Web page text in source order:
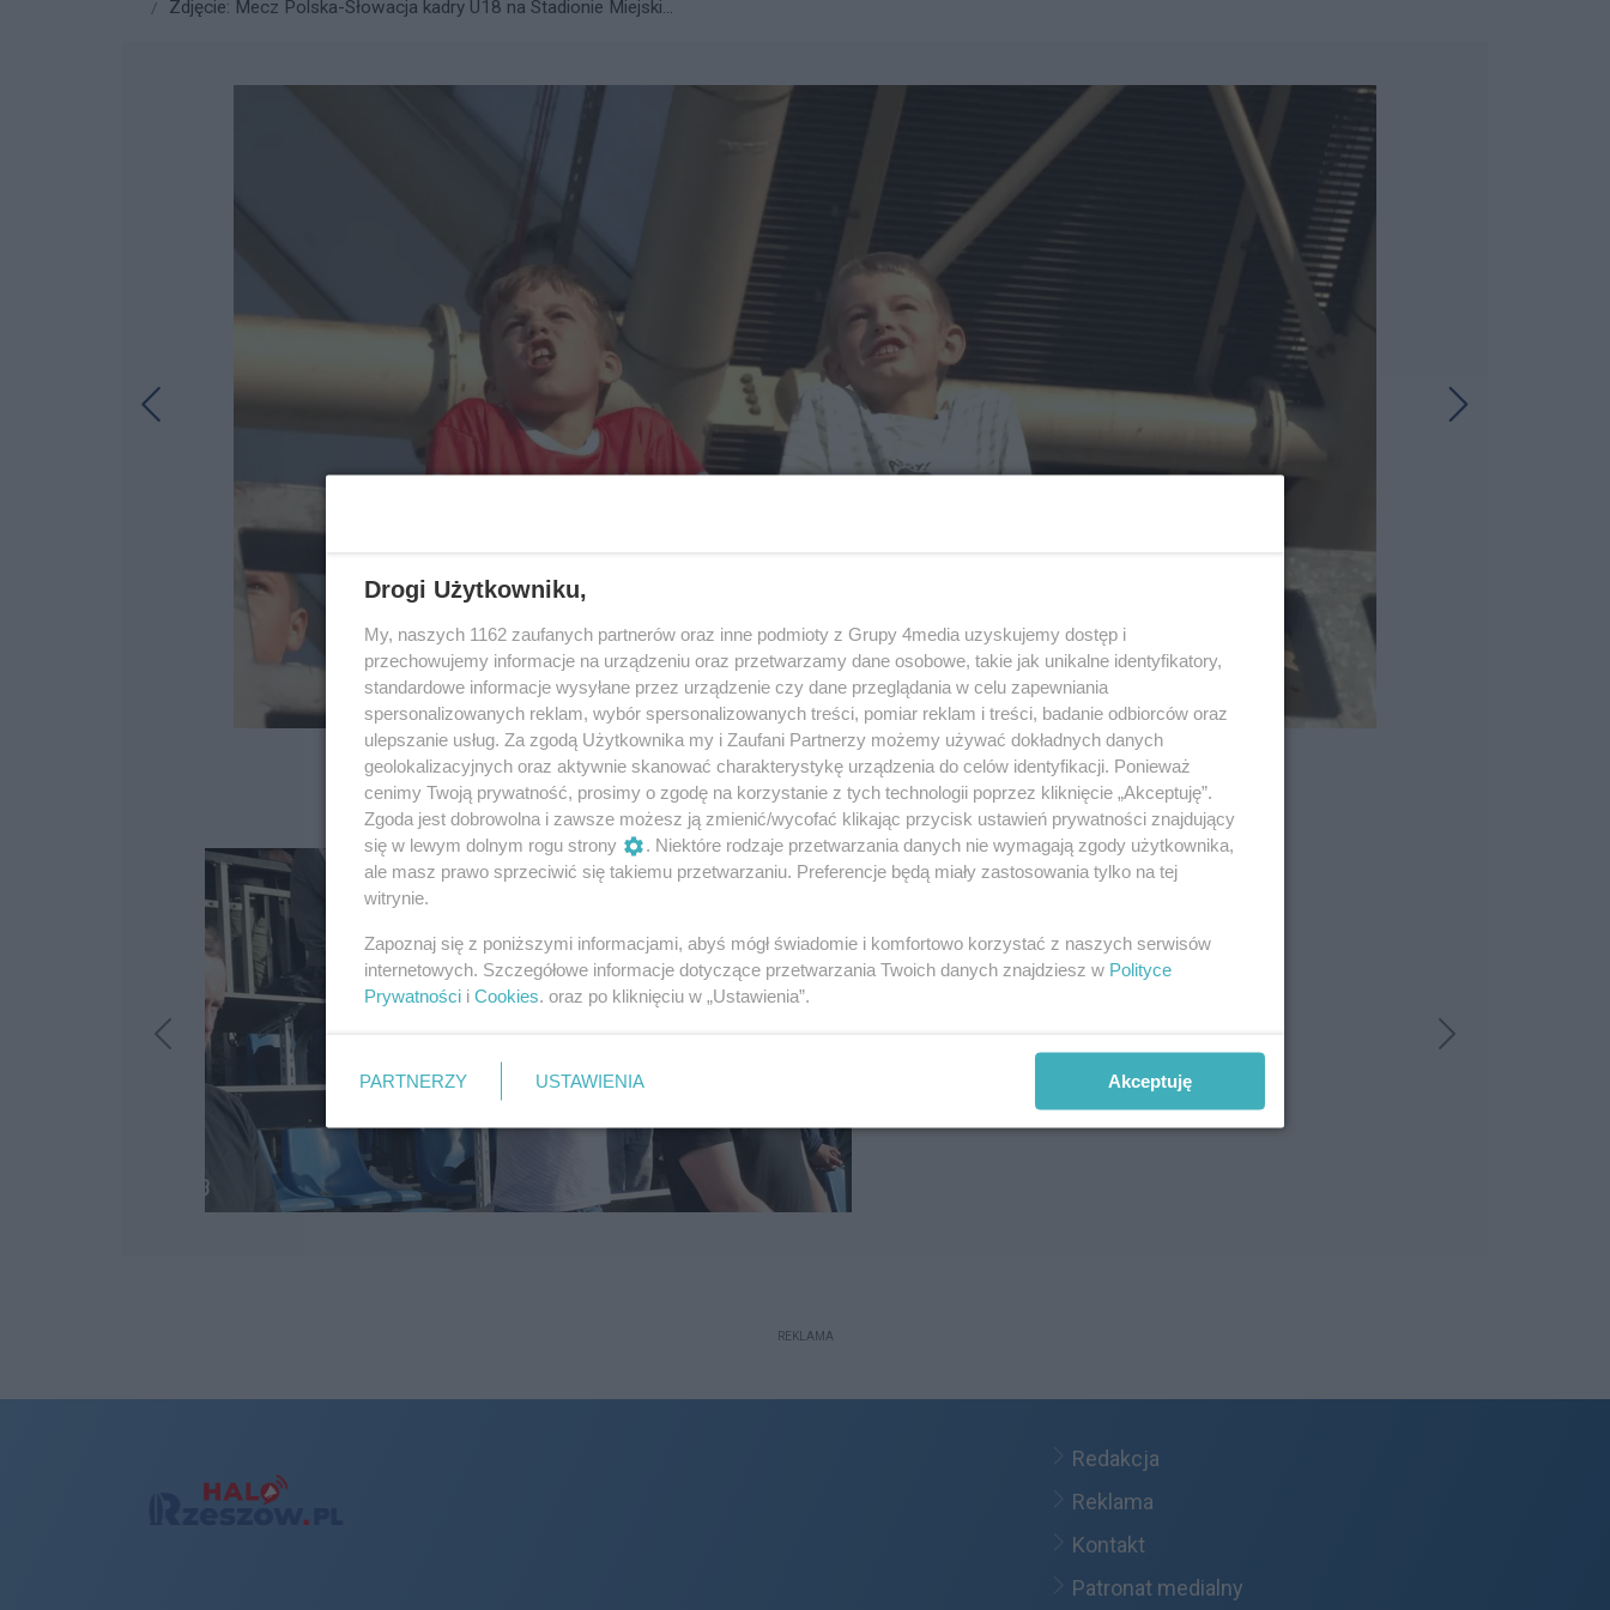
Zdjęcie: Mecz Polska-Słowacja kadry U18 na Stadionie Miejski...
167 / 200
REKLAMA
Redakcja
Reklama
Kontakt
Patronat medialny
Drogi Użytkowniku,
My, naszych 1162 zaufanych partnerów oraz inne podmioty z Grupy 4media uzyskujemy dostęp i
przechowujemy informacje na urządzeniu oraz przetwarzamy dane osobowe, takie jak unikalne identyfikatory,
standardowe informacje wysyłane przez urządzenie czy dane przeglądania w celu zapewniania
spersonalizowanych reklam, wybór spersonalizowanych treści, pomiar reklam i treści, badanie odbiorców oraz
ulepszanie usług. Za zgodą Użytkownika my i Zaufani Partnerzy możemy używać dokładnych danych
geolokalizacyjnych oraz aktywnie skanować charakterystykę urządzenia do celów identyfikacji. Ponieważ
cenimy Twoją prywatność, prosimy o zgodę na korzystanie z tych technologii poprzez kliknięcie „Akceptuję”.
Zgoda jest dobrowolna i zawsze możesz ją zmienić/wycofać klikając przycisk ustawień prywatności znajdujący
się w lewym dolnym rogu strony
. Niektóre rodzaje przetwarzania danych nie wymagają zgody użytkownika,
ale masz prawo sprzeciwić się takiemu przetwarzaniu. Preferencje będą miały zastosowania tylko na tej
witrynie.
Zapoznaj się z poniższymi informacjami, abyś mógł świadomie i komfortowo korzystać z naszych serwisów
internetowych. Szczegółowe informacje dotyczące przetwarzania Twoich danych znajdziesz w Polityce
Prywatności i Cookies. oraz po kliknięciu w „Ustawienia”.
PARTNERZY USTAWIENIA Akceptuję